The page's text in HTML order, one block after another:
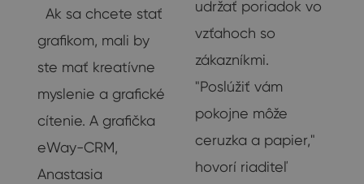
Ak sa chcete stať
grafikom, mali by
ste mať kreatívne
myslenie a grafické
cítenie. A grafička
eWay-CRM,
Anastasia
udržať poriadok vo
vzťahoch so
zákazníkmi.
"Poslúžiť vám
pokojne môže
ceruzka a papier,"
hovorí riaditeľ